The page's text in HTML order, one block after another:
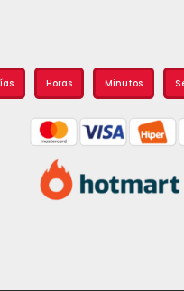
Horas Minutos